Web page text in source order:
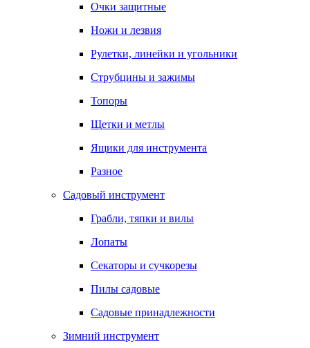
Очки защитные
Ножи и лезвия
Рулетки, линейки и угольники
Струбцины и зажимы
Топоры
Щетки и метлы
Ящики для инструмента
Разное
Садовый инструмент
Грабли, тяпки и вилы
Лопаты
Секаторы и сучкорезы
Пилы садовые
Садовые принадлежности
Зимний инструмент